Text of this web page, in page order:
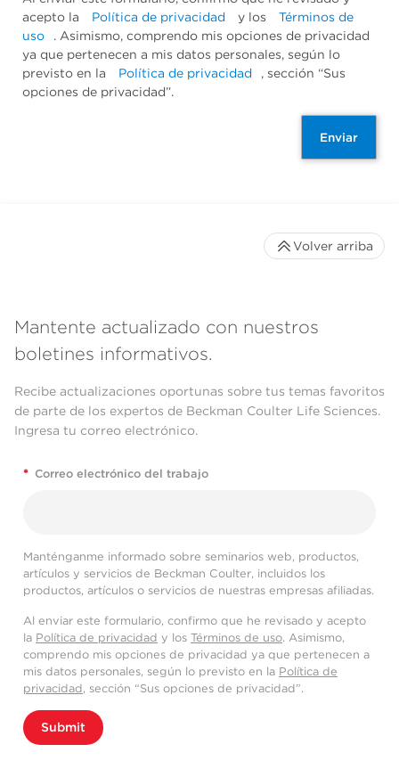
acepto la
Política de privacidad y los
Términos de
uso
. Asimismo, comprendo mis opciones de privacidad
ya que pertenecen a mis datos personales, según lo
previsto en la
Política de privacidad
, sección “Sus
opciones de privacidad”.
Enviar
Mantente actualizado con nuestros
boletines informativos.
Recibe actualizaciones oportunas sobre tus temas favoritos
de parte de los expertos de Beckman Coulter Life Sciences.
Ingresa tu correo electrónico.
* Correo electrónico del trabajo
Manténganme informado sobre seminarios web, productos,
artículos y servicios de Beckman Coulter, incluidos los
productos, artículos o servicios de nuestras empresas afiliadas.
Al enviar este formulario, confirmo que he revisado y acepto
la Política de privacidad y los Términos de uso. Asimismo,
comprendo mis opciones de privacidad ya que pertenecen a
mis datos personales, según lo previsto en la Política de
privacidad, sección “Sus opciones de privacidad”.
Submit
Volver arriba